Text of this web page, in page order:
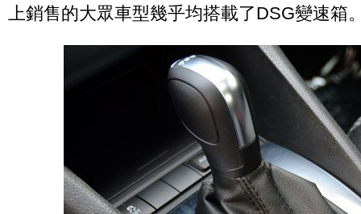
上銷售的大眾車型幾乎均搭載了DSG變速箱